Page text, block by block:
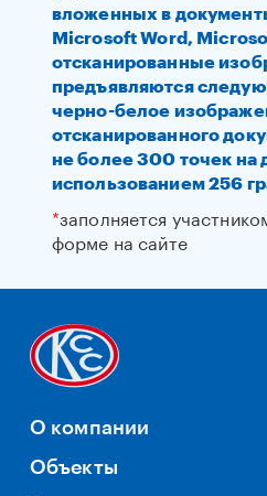
вложенных в
Microsoft Word,
отсканированные
предъявляются
черно-белое
отсканированного
не более 300 точек на
использованием 256
*заполняется
форме на сайте
О компании
Объекты